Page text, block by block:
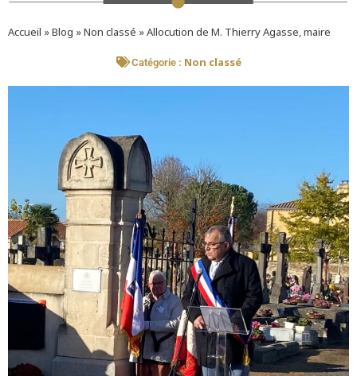
Accueil »Blog »Non classé »Allocution de M. Thierry Agasse, maire
Catégorie : Non classé